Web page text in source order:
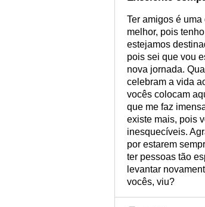
Ter amigos é
melhor, pois
estejamos
pois sei que vou
nova jornada.
celebram a vida
vocês colocam
que me faz
existe mais, pois
inesquecíveis.
por estarem
ter pessoas tão
levantar
vocês, viu?